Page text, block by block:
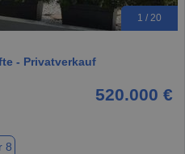
1 / 20
- Privatverkauf
520.000 €
8